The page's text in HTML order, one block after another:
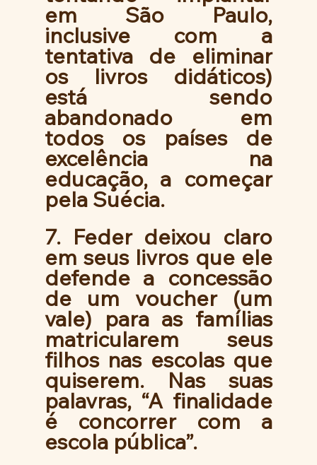
em São Paulo,
inclusive com a
tentativa de eliminar
os livros didáticos)
está sendo
abandonado em
todos os países de
excelência na
educação, a começar
pela Suécia.
7. Feder deixou claro
em seus livros que ele
defende a concessão
de um voucher (um
vale) para as famílias
matricularem seus
filhos nas escolas que
quiserem. Nas suas
palavras, “A finalidade
é concorrer com a
escola pública”.